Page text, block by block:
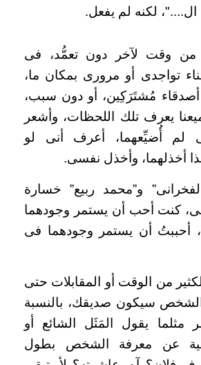
لكنه لم يفعل.
من وقت لآخر دون تعمُّد، فى
تواجدى أو مرورى بمكان ما،
مُشتَرَكِين، أو دون سبب،
يعرف تلك اللحظات، وأشعر
لم أُضيِّعهما، أعرف أنى لو
أخذلهما، وأخذل نفسى.
و”محمد ربيع” خسارة
لى، كنت أحب أن يستمر وجودهما
أحببتُ أن يستمر وجودهما فى
من الوقت أو المقابلات حتى
سيكون صديقك، بالنسبة
مثلما يقول المَثَل الشائع أو
عن معرفة الشخص بطول